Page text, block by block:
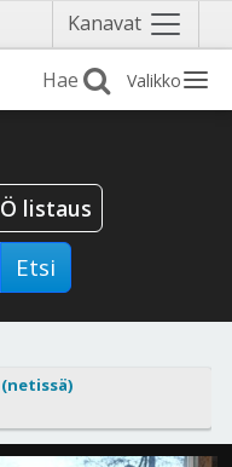
Kanavat Näytä
valikko
Valikko
listaus
Etsi